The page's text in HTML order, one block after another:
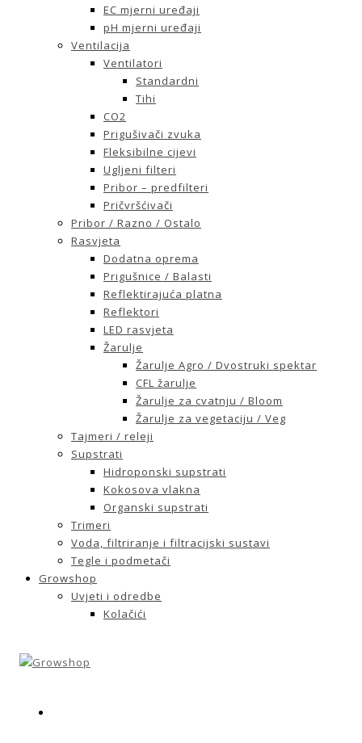
EC mjerni uređaji
pH mjerni uređaji
Ventilacija
Ventilatori
Standardni
Tihi
CO2
Prigušivači zvuka
Fleksibilne cijevi
Ugljeni filteri
Pribor – predfilteri
Pričvršćivači
Pribor / Razno / Ostalo
Rasvjeta
Dodatna oprema
Prigušnice / Balasti
Reflektirajuća platna
Reflektori
LED rasvjeta
Žarulje
Žarulje Agro / Dvostruki spektar
CFL žarulje
Žarulje za cvatnju / Bloom
Žarulje za vegetaciju / Veg
Tajmeri / releji
Supstrati
Hidroponski supstrati
Kokosova vlakna
Organski supstrati
Trimeri
Voda, filtriranje i filtracijski sustavi
Tegle i podmetači
Growshop
Uvjeti i odredbe
Kolačići